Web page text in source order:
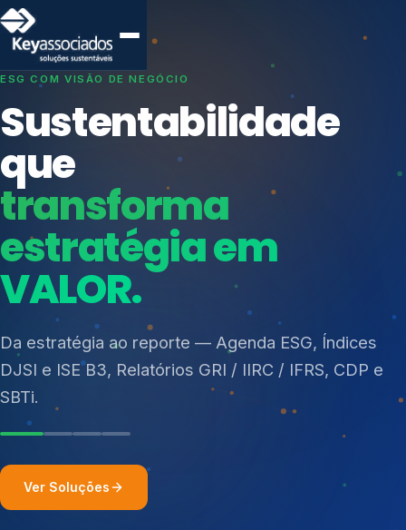
SISTEMAS DE GESTÃO OTIMIZADOS E INTEGRADOS
Conformidade que
protege seu
negócio.
Consultoria, auditoria e treinamentos em ISO 27001,
ISO 27701, ISO 42001, ISO 37001, ISO 9001, ISO
14001, ISO 45001, ONA e PNQ — Gestão de
resíduos sólidos (PGRS/PMGRS).
Índices de Mercado
Mudanças Climáticas
Reputação e Cadeia
Reporte Regulatório
Ver Soluções